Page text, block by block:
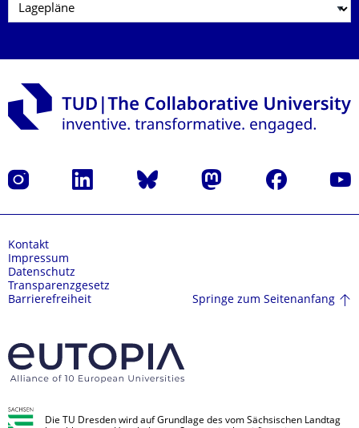
Instagram LinkedIn Bluesky Mastodon Facebook
Kontakt
Impressum
Datenschutz
Transparenzgesetz
Barrierefreiheit
Springe zum Seitenanfang
Die TU Dresden wird auf Grundlage des vom Sächsischen Landtag